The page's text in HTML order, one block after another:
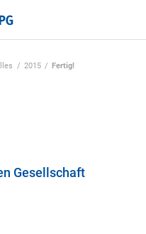
2015 Fertig!
Gesellschaft